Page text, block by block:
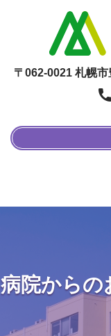
〒062-0021 札幌
病院からの